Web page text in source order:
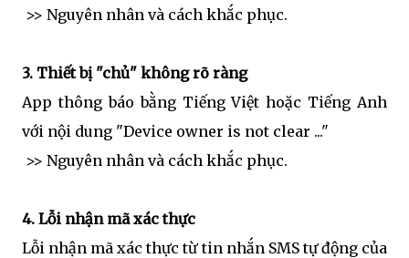
>> Nguyên nhân và cách khắc phục.
3. Thiết bị "chủ" không rõ ràng
App thông báo bằng Tiếng Việt hoặc Tiếng Anh
với nội dung "Device owner is not clear ..."
>> Nguyên nhân và cách khắc phục.
4. Lỗi nhận mã xác thực
Lỗi nhận mã xác thực từ tin nhắn SMS tự động của